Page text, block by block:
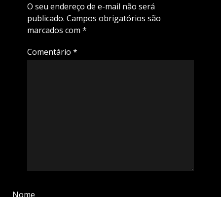
O seu endereço de e-mail não será
publicado. Campos obrigatórios são
marcados com *
Comentário *
Nome